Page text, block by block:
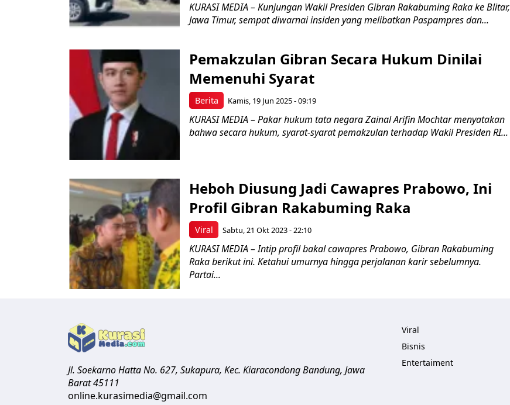
KURASI MEDIA – Kunjungan Wakil Presiden Gibran Rakabuming Raka ke Blitar,
Jawa Timur, sempat diwarnai insiden yang melibatkan Paspampres dan...
Berita
Pemakzulan Gibran Secara Hukum Dinilai
Memenuhi Syarat
Kamis, 19 Jun 2025 - 09:19
KURASI MEDIA – Pakar hukum tata negara Zainal Arifin Mochtar menyatakan
bahwa secara hukum, syarat-syarat pemakzulan terhadap Wakil Presiden RI...
Viral
Heboh Diusung Jadi Cawapres Prabowo, Ini
Profil Gibran Rakabuming Raka
Sabtu, 21 Okt 2023 - 22:10
KURASI MEDIA – Intip profil bakal cawapres Prabowo, Gibran Rakabuming
Raka berikut ini. Ketahui umurnya hingga perjalanan karir sebelumnya.
Partai...
Jl. Soekarno Hatta No. 627, Sukapura, Kec. KiaracondongBandung, Jawa
Barat45111
online.kurasimedia@gmail.com
Viral
Bisnis
Entertaiment